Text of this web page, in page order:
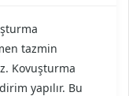
tazmin
Kovuşturma
yapılır. Bu